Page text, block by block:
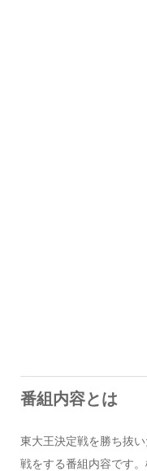
番組内容とは
東大王決定戦を勝ち抜
戦をする番組内容です